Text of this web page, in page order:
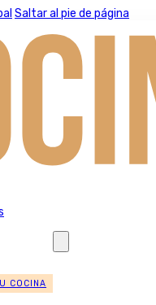
Saltar al pie de página
COCINA